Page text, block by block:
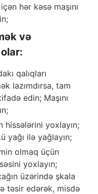
hər kəsə maşını
və
qalıqları
lazımdırsa, tam
edin; Maşını
hissələrini yoxlayın;
yağı ilə yağlayın;
olmaq üçün
yoxlayın;
üzərində şkala
təsir edərək, misdə